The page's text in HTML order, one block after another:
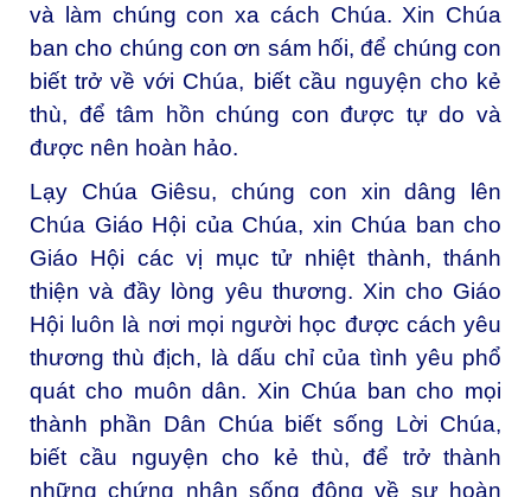
và làm chúng con xa cách Chúa. Xin Chúa
ban cho chúng con ơn sám hối, để chúng con
biết trở về với Chúa, biết cầu nguyện cho kẻ
thù, để tâm hồn chúng con được tự do và
được nên hoàn hảo.
Lạy Chúa Giêsu, chúng con xin dâng lên
Chúa Giáo Hội của Chúa, xin Chúa ban cho
Giáo Hội các vị mục tử nhiệt thành, thánh
thiện và đầy lòng yêu thương. Xin cho Giáo
Hội luôn là nơi mọi người học được cách yêu
thương thù địch, là dấu chỉ của tình yêu phổ
quát cho muôn dân. Xin Chúa ban cho mọi
thành phần Dân Chúa biết sống Lời Chúa,
biết cầu nguyện cho kẻ thù, để trở thành
những chứng nhân sống động về sự hoàn